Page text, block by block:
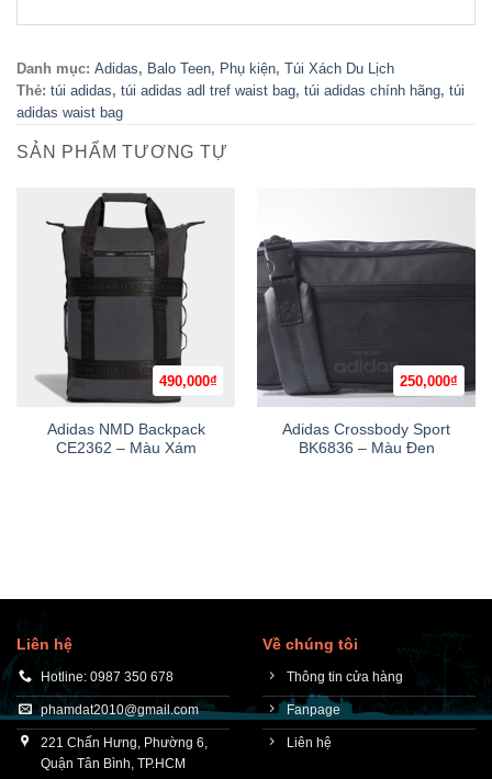
Danh mục: Adidas, Balo Teen, Phụ kiện, Túi Xách Du Lịch
Thẻ: túi adidas, túi adidas adl tref waist bag, túi adidas chính hãng, túi
adidas waist bag
SẢN PHẨM TƯƠNG TỰ
490,000₫
Adidas NMD Backpack
CE2362 – Màu Xám
250,000₫
Adidas Crossbody Sport
BK6836 – Màu Đen
Liên hệ
Hotline: 0987 350 678
phamdat2010@gmail.com
221 Chấn Hưng, Phường 6,
Quận Tân Bình, TP.HCM
Về chúng tôi
Thông tin cửa hàng
Fanpage
Liên hệ